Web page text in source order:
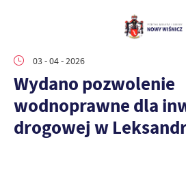
03 - 04 - 2026
Wydano pozwolenie
wodnoprawne dla
drogowej w